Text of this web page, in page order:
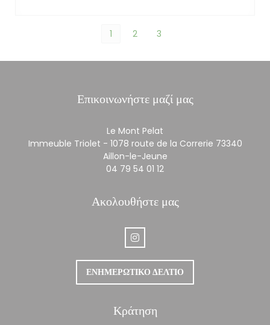
1 2 3
Επικοινωνήστε μαζί μας
Le Mont Pelat
Immeuble Triolet - 1078 route de la Correrie 73340
Aillon-le-Jeune((ανοίγει σε νέο παράθυρο))
04 79 54 01 12
Ακολουθήστε μας
Instagram ((ανοίγει σε νέο
ΕΝΗΜΕΡΩΤΙΚΌ ΔΕΛΤΊΟ
Κράτηση